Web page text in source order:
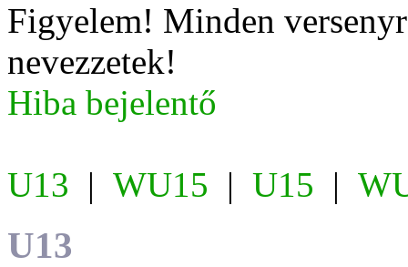
Figyelem! Minden
nevezzetek!
Hiba bejelentő
U13 | WU15 | U15 |
U13